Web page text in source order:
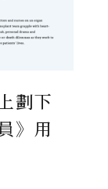
劃下
》用